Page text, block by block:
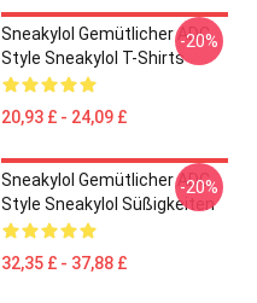
Sneakylol Gemütlicher ADC
Style Sneakylol T-Shirts
20,93 £ - 24,09 £
-20%
Sneakylol Gemütlicher ADC
Style Sneakylol Süßigkeiten
32,35 £ - 37,88 £
-20%